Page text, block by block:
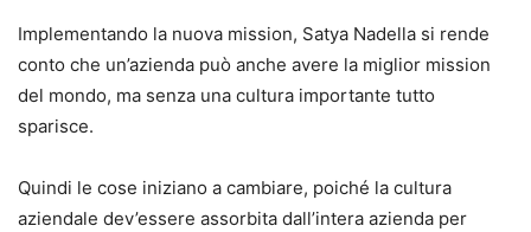
Implementando la nuova mission, Satya Nadella si rende
conto che un’azienda può anche avere la miglior mission
del mondo, ma senza una cultura importante tutto
sparisce.
Quindi le cose iniziano a cambiare, poiché la cultura
aziendale dev’essere assorbita dall’intera azienda per